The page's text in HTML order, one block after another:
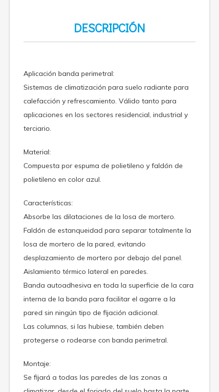
DESCRIPCIÓN
Aplicación banda perimetral:
Sistemas de climatización para suelo radiante para
calefacción y refrescamiento. Válido tanto para
aplicaciones en los sectores residencial, industrial y
terciario.
Material:
Compuesta por espuma de polietileno y faldón de
polietileno en color azul.
Características:
Absorbe las dilataciones de la losa de mortero.
Faldón de estanqueidad para separar totalmente la
losa de mortero de la pared, evitando
desplazamiento de mortero por debajo del panel.
Aislamiento térmico lateral en paredes.
Banda autoadhesiva en toda la superficie de la cara
interna de la banda para facilitar el agarre a la
pared sin ningún tipo de fijación adicional.
Las columnas, si las hubiese, también deben
protegerse o rodearse con banda perimetral.
Montaje:
Se fijará a todas las paredes de las zonas a